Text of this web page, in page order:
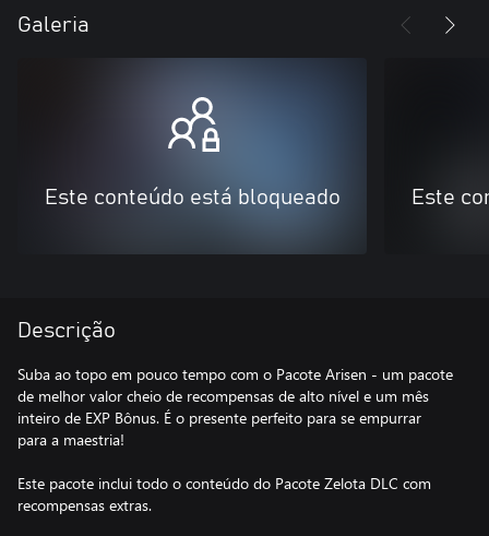
Galeria
Este conteúdo está bloqueado Este
Descrição
Suba ao topo em pouco tempo com o Pacote Arisen - um pacote
de melhor valor cheio de recompensas de alto nível e um mês
inteiro de EXP Bônus. É o presente perfeito para se empurrar
para a maestria!
Este pacote inclui todo o conteúdo do Pacote Zelota DLC com
recompensas extras.